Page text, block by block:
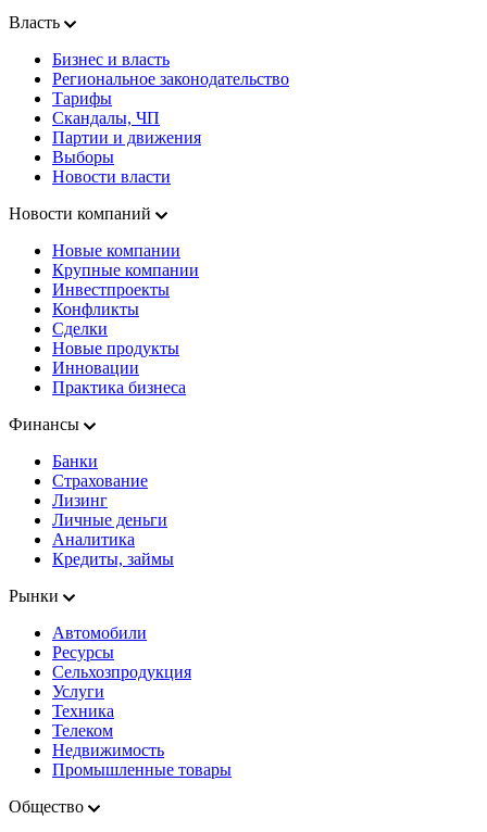
Власть
Бизнес и власть
Региональное законодательство
Тарифы
Скандалы, ЧП
Партии и движения
Выборы
Новости власти
Новости компаний
Новые компании
Крупные компании
Инвестпроекты
Конфликты
Сделки
Новые продукты
Инновации
Практика бизнеса
Финансы
Банки
Страхование
Лизинг
Личные деньги
Аналитика
Кредиты, займы
Рынки
Автомобили
Ресурсы
Сельхозпродукция
Услуги
Техника
Телеком
Недвижимость
Промышленные товары
Общество